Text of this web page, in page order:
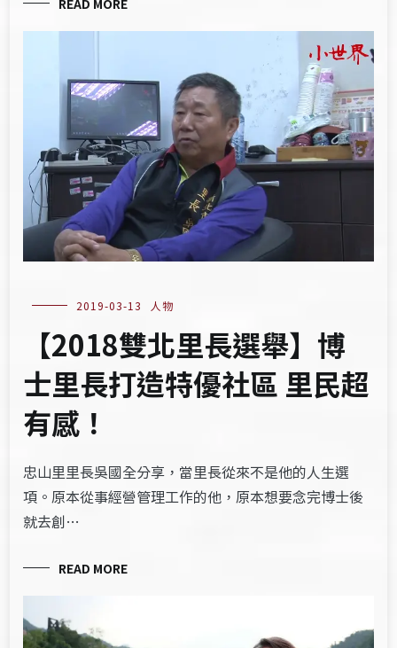
READ MORE
2019-03-13 人物
【2018雙北里長選舉】博
士里長打造特優社區 里民超
有感！
忠山里里長吳國全分享，當里長從來不是他的人生選
項。原本從事經營管理工作的他，原本想要念完博士後
就去創…
READ MORE